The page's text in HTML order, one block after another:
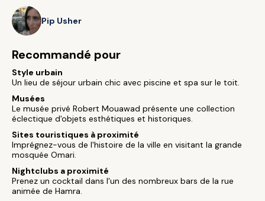
Pip Usher
Recommandé pour
Style urbain
Un lieu de séjour urbain chic avec piscine et spa sur le toit.
Musées
Le musée privé Robert Mouawad présente une collection
éclectique d'objets esthétiques et historiques.
Sites touristiques à proximité
Imprégnez-vous de l'histoire de la ville en visitant la grande
mosquée Omari.
Nightclubs a proximité
Prenez un cocktail dans l'un des nombreux bars de la rue
animée de Hamra.